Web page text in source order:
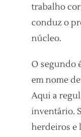
trabalho
conduz o
núcleo.
O segundo
em nome
Aqui a
inventário.
herdeiros e